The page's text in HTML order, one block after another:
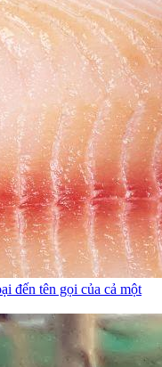
đến tên gọi của cả một